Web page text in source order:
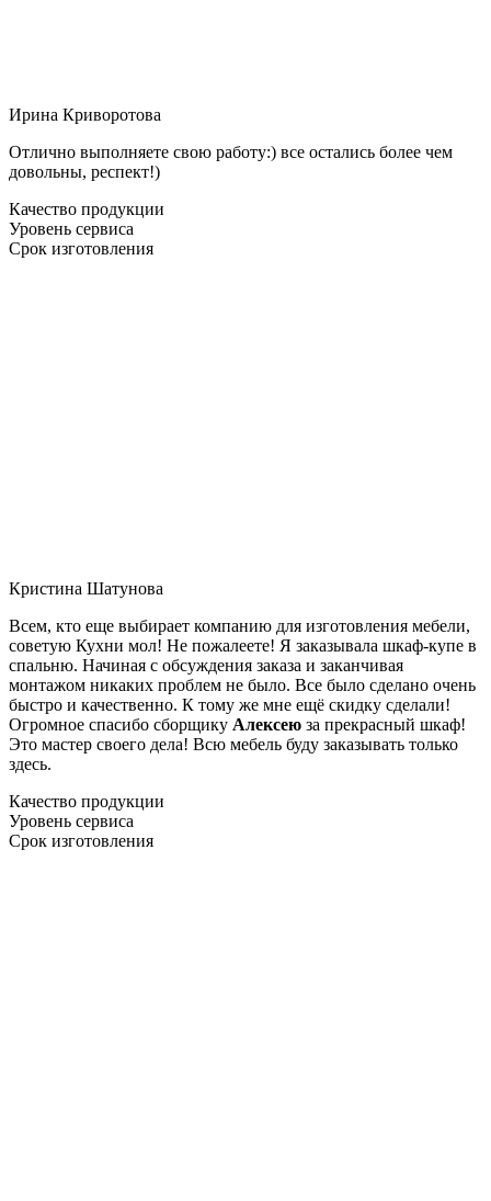
Ирина Криворотова
Отлично выполняете свою работу:) все остались более чем
довольны, респект!)
Качество продукции
Уровень сервиса
Срок изготовления
Кристина Шатунова
Всем, кто еще выбирает компанию для изготовления мебели,
советую Кухни мол! Не пожалеете! Я заказывала шкаф-купе в
спальню. Начиная с обсуждения заказа и заканчивая
монтажом никаких проблем не было. Все было сделано очень
быстро и качественно. К тому же мне ещё скидку сделали!
Огромное спасибо сборщику Алексею за прекрасный шкаф!
Это мастер своего дела! Всю мебель буду заказывать только
здесь.
Качество продукции
Уровень сервиса
Срок изготовления